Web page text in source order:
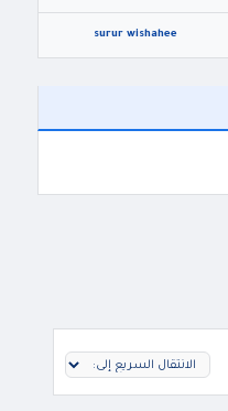
surur wishahee